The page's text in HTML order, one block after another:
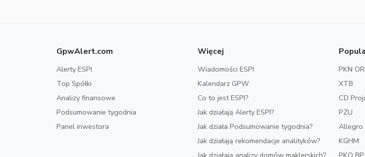
GpwAlert.com
Alerty ESPI
Top Spółki
Analizy finansowe
Podsumowanie tygodnia
Panel inwestora
Więcej
Wiadomości ESPI
Kalendarz GPW
Co to jest ESPI?
Jak działają Alerty ESPI?
Jak działa Podsumowanie tygodnia?
Jak działają rekomendacje analityków?
PKN
XTB
CD
PZU
Allegro
KGHM